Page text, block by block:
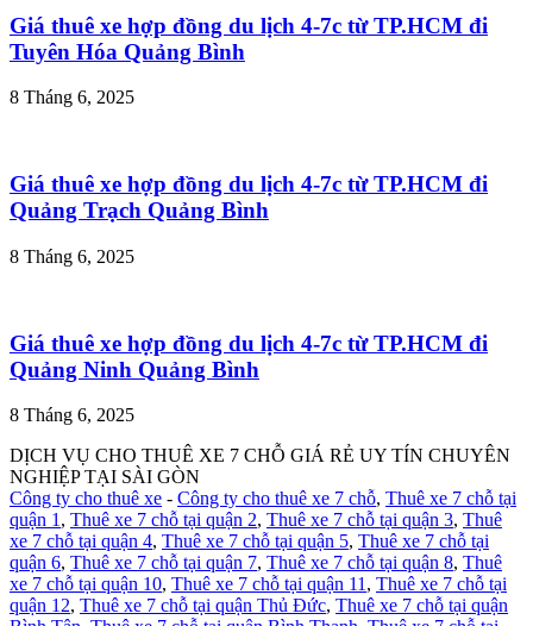
Giá thuê xe hợp đồng du lịch 4-7c từ TP.HCM đi
Tuyên Hóa Quảng Bình
8 Tháng 6, 2025
Giá thuê xe hợp đồng du lịch 4-7c từ TP.HCM đi
Quảng Trạch Quảng Bình
8 Tháng 6, 2025
Giá thuê xe hợp đồng du lịch 4-7c từ TP.HCM đi
Quảng Ninh Quảng Bình
8 Tháng 6, 2025
DỊCH VỤ CHO THUÊ XE 7 CHỖ GIÁ RẺ UY TÍN CHUYÊN
NGHIỆP TẠI SÀI GÒN
Công ty cho thuê xe - Công ty cho thuê xe 7 chỗ, Thuê xe 7 chỗ tại
quận 1 , Thuê xe 7 chỗ tại quận 2, Thuê xe 7 chỗ tại quận 3, Thuê
xe 7 chỗ tại quận 4, Thuê xe 7 chỗ tại quận 5, Thuê xe 7 chỗ tại
quận 6, Thuê xe 7 chỗ tại quận 7, Thuê xe 7 chỗ tại quận 8, Thuê
xe 7 chỗ tại quận 10, Thuê xe 7 chỗ tại quận 11 , Thuê xe 7 chỗ tại
quận 12, Thuê xe 7 chỗ tại quận Thủ Đức, Thuê xe 7 chỗ tại quận